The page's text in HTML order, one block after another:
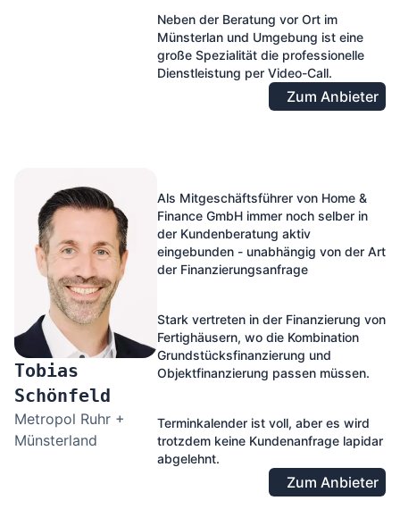
Neben der Beratung vor Ort im
Münsterlan und Umgebung ist eine
große Spezialität die professionelle
Dienstleistung per Video-Call.
Zum Anbieter
Tobias
Schönfeld
Metropol Ruhr +
Münsterland
Als Mitgeschäftsführer von Home &
Finance GmbH immer noch selber in
der Kundenberatung aktiv
eingebunden - unabhängig von der Art
der Finanzierungsanfrage
Stark vertreten in der Finanzierung von
Fertighäusern, wo die Kombination
Grundstücksfinanzierung und
Objektfinanzierung passen müssen.
Terminkalender ist voll, aber es wird
trotzdem keine Kundenanfrage lapidar
abgelehnt.
Zum Anbieter